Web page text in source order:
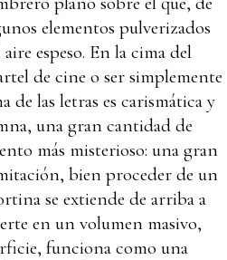
elementos pulverizados
espeso. En la cima del
de cine o ser simplemente
de las letras es carismática y
una gran cantidad de
más misterioso: una gran
bien proceder de un
se extiende de arriba a
en un volumen masivo,
funciona como una